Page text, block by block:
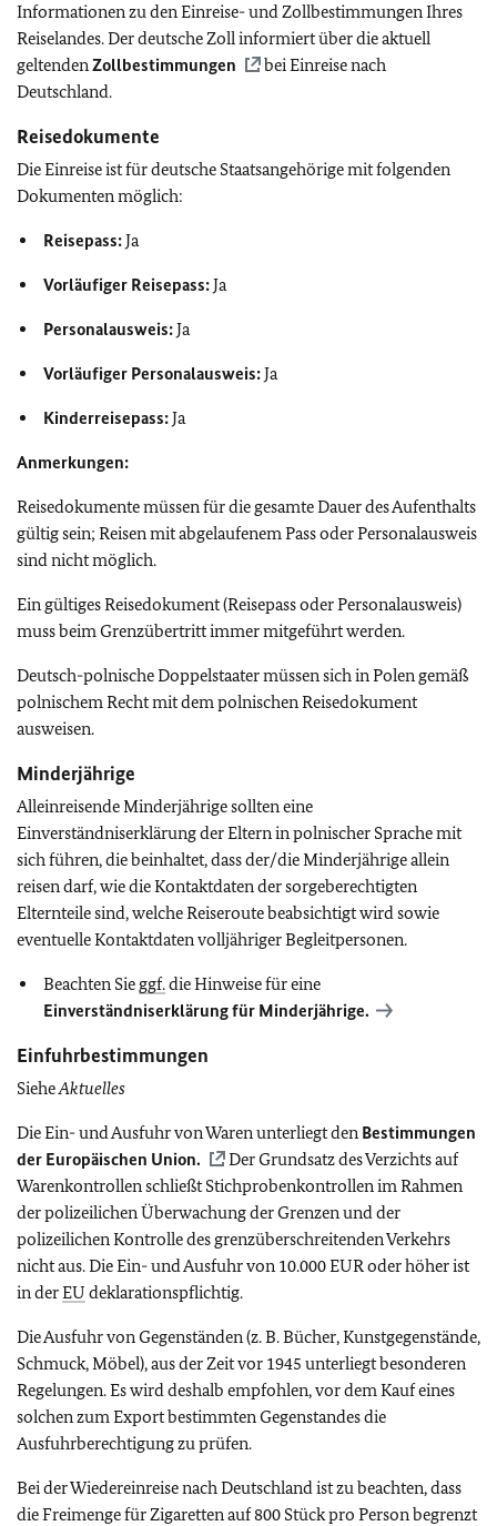
Informationen zu den Einreise- und Zollbestimmungen Ihres
Reiselandes. Der deutsche Zoll informiert über die aktuell
geltendenZollbestimmungen
bei Einreise nach
Deutschland.
Reisedokumente
Die Einreise ist für deutsche Staatsangehörige mit folgenden
Dokumenten möglich:
Reisepass:Ja
Vorläufiger Reisepass:Ja
Personalausweis:Ja
Vorläufiger Personalausweis:Ja
Kinderreisepass:Ja
Anmerkungen:
Reisedokumente müssen für die gesamte Dauer des Aufenthalts
gültig sein; Reisen mit abgelaufenem Pass oder Personalausweis
sind nicht möglich.
Ein gültiges Reisedokument (Reisepass oder Personalausweis)
muss beim Grenzübertritt immer mitgeführt werden.
Deutsch-polnische Doppelstaater müssen sich in Polen gemäß
polnischem Recht mit dem polnischen Reisedokument
ausweisen.
Minderjährige
Alleinreisende Minderjährige sollten eine
Einverständniserklärung der Eltern in polnischer Sprache mit
sich führen, die beinhaltet, dass der/die Minderjährige allein
reisen darf, wie die Kontaktdaten der sorgeberechtigten
Elternteile sind, welche Reiseroute beabsichtigt wird sowie
eventuelle Kontaktdaten volljähriger Begleitpersonen.
Beachten Sie ggf.die Hinweise für eine
Einverständniserklärung für Minderjährige.
Einfuhrbestimmungen
SieheAktuelles
Die Ein- und Ausfuhr von Waren unterliegt den Bestimmungen
der Europäischen Union.
Der Grundsatz des Verzichts auf
Warenkontrollen schließt Stichprobenkontrollen im Rahmen
der polizeilichen Überwachung der Grenzen und der
polizeilichen Kontrolle des grenzüberschreitenden Verkehrs
nicht aus. Die Ein- und Ausfuhr von 10.000 EUR oder höher ist
in derEU deklarationspflichtig.
Die Ausfuhr von Gegenständen (z. B. Bücher, Kunstgegenstände,
Schmuck, Möbel), aus der Zeit vor 1945 unterliegt besonderen
Regelungen. Es wird deshalb empfohlen, vor dem Kauf eines
solchen zum Export bestimmten Gegenstandes die
Ausfuhrberechtigung zu prüfen.
Bei der Wiedereinreise nach Deutschland ist zu beachten, dass
die Freimenge für Zigaretten auf 800 Stück pro Person begrenzt